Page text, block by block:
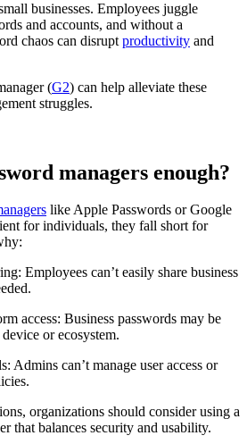
businesses. Employees juggle
and accounts, and without a
chaos can disrupt productivity and
(G2) can help alleviate these
struggles.
managers enough?
like Apple Passwords or Google
for individuals, they fall short for
Employees can’t easily share business
access: Business passwords may be
or ecosystem.
Admins can’t manage user access or
organizations should consider using a
that balances security and usability.